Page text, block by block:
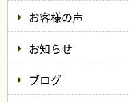
お客様の声
お知らせ
ブログ